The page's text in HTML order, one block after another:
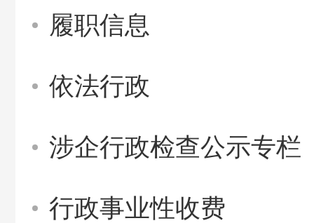
履职信息
依法行政
涉企行政检查公示专栏
行政事业性收费